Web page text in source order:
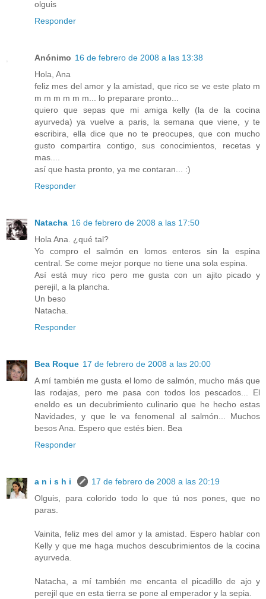
olguis
Responder
Anónimo 16 de febrero de 2008 a las 13:38
Hola, Ana
feliz mes del amor y la amistad, que rico se ve este plato m
m m m m m m... lo preparare pronto...
quiero que sepas que mi amiga kelly (la de la cocina
ayurveda) ya vuelve a paris, la semana que viene, y te
escribira, ella dice que no te preocupes, que con mucho
gusto compartira contigo, sus conocimientos, recetas y
mas....
así que hasta pronto, ya me contaran... :)
Responder
Natacha 16 de febrero de 2008 a las 17:50
Hola Ana. ¿qué tal?
Yo compro el salmón en lomos enteros sin la espina
central. Se come mejor porque no tiene una sola espina.
Así está muy rico pero me gusta con un ajito picado y
perejil, a la plancha.
Un beso
Natacha.
Responder
Bea Roque 17 de febrero de 2008 a las 20:00
A mí también me gusta el lomo de salmón, mucho más que
las rodajas, pero me pasa con todos los pescados... El
eneldo es un decubrimiento culinario que he hecho estas
Navidades, y que le va fenomenal al salmón... Muchos
besos Ana. Espero que estés bien. Bea
Responder
a n i s h i
17 de febrero de 2008 a las 20:19
Olguis, para colorido todo lo que tú nos pones, que no
paras.
Vainita, feliz mes del amor y la amistad. Espero hablar con
Kelly y que me haga muchos descubrimientos de la cocina
ayurveda.
Natacha, a mí también me encanta el picadillo de ajo y
perejil que en esta tierra se pone al emperador y la sepia.